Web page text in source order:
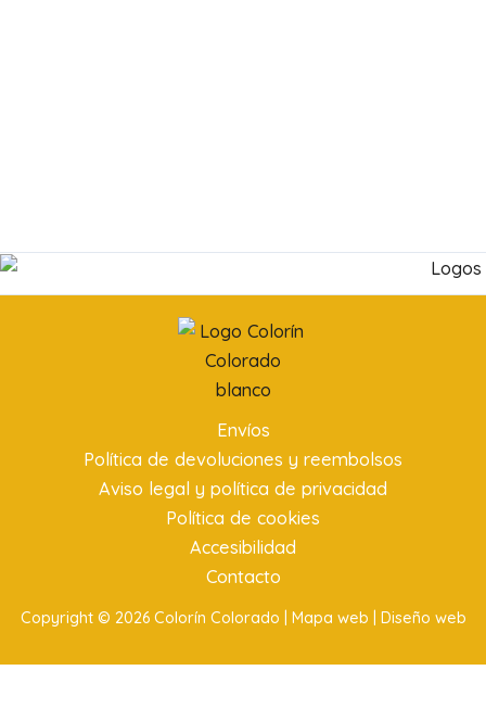
Envíos
Política de devoluciones y reembolsos
Aviso legal y política de privacidad
Política de cookies
Accesibilidad
Contacto
Copyright © 2026 Colorín Colorado | Mapa web | Diseño web